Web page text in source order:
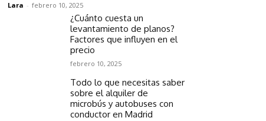
Lara - febrero 10, 2025
¿Cuánto cuesta un
levantamiento de planos?
Factores que influyen en el
precio
febrero 10, 2025
Todo lo que necesitas saber
sobre el alquiler de
microbús y autobuses con
conductor en Madrid